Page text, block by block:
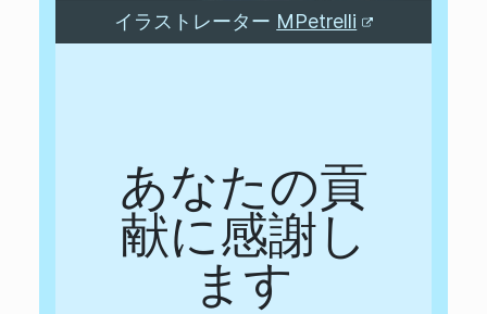
イラストレーター MPetrelli
あなたの貢
献に感謝し
ます